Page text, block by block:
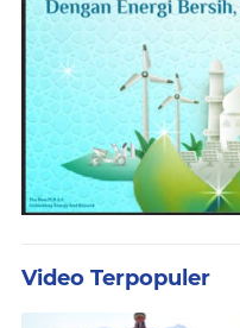
Video Terpopuler